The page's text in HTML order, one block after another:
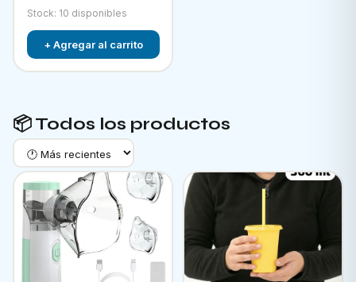
Stock: 10 disponibles
+ Agregar al carrito
📦 Todos los productos